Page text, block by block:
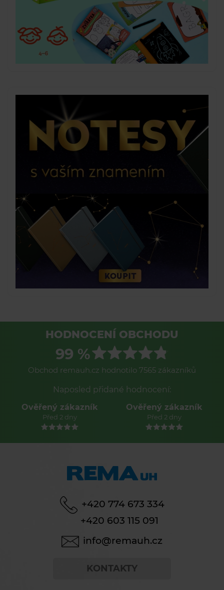
HODNOCENÍ OBCHODU
99 %
Obchod remauh.cz hodnotilo 7565 zákazníků
Naposled přidané hodnocení:
Ověřený zákazník
Před 2 dny
Ověřený zákazník
Před 2 dny
+420 774 673 334
+420 603 115 091
info@remauh.cz
KONTAKTY